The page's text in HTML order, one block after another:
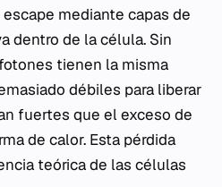
mediante capas de
dentro de la célula. Sin
tienen la misma
débiles para liberar
fuertes que el exceso de
de calor. Esta pérdida
teórica de las células